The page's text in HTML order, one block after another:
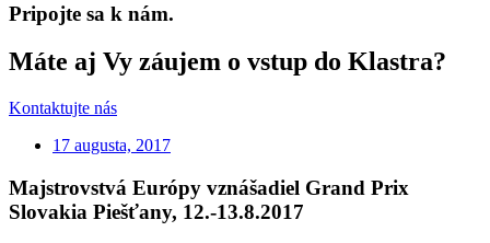
Pripojte sa k nám.
Máte aj Vy záujem o vstup do Klastra?
Kontaktujte nás
17 augusta, 2017
Majstrovstvá Európy vznášadiel Grand Prix
Slovakia Piešťany, 12.-13.8.2017